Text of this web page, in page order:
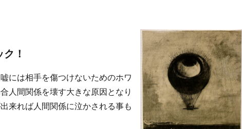
！
には相手を傷つけないためのホワ
人間関係を壊す大きな原因となり
来れば人間関係に泣かされる事も